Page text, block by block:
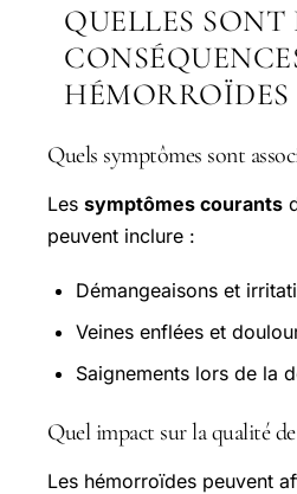
QUELLES SONT
HÉMORROÏDES
Quels symptômes sont
Les symptômes courants
peuvent inclure :
Démangeaisons et
Veines enflées et
Saignements lors de la
Quel impact sur la qualité
Les hémorroïdes peuvent